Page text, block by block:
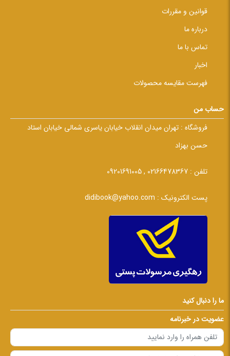
قوانین و مقررات
درباره ما
تماس با ما
اخبار
فهرست مقایسه محصولات
حساب من
فروشگاه : تهران میدان انقلاب خیابان یاسری شمالی خیابان استاد
حسن بهزاد
تلفن : 02166478367 , 09201691005
پست الکترونیک : didibook@yahoo.com
ما را دنبال کنید
عضویت در خبرنامه